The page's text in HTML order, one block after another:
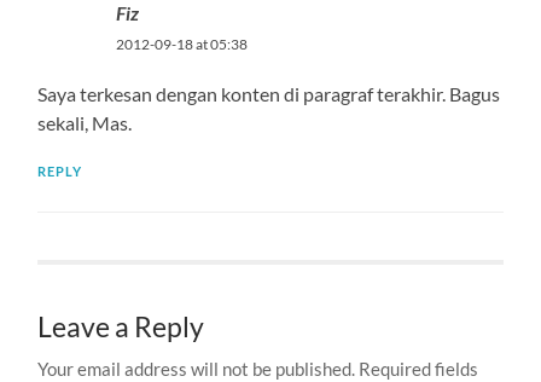
Fiz
2012-09-18 at 05:38
Saya terkesan dengan konten di paragraf terakhir. Bagus
sekali, Mas.
REPLY
Leave a Reply
Your email address will not be published. Required fields